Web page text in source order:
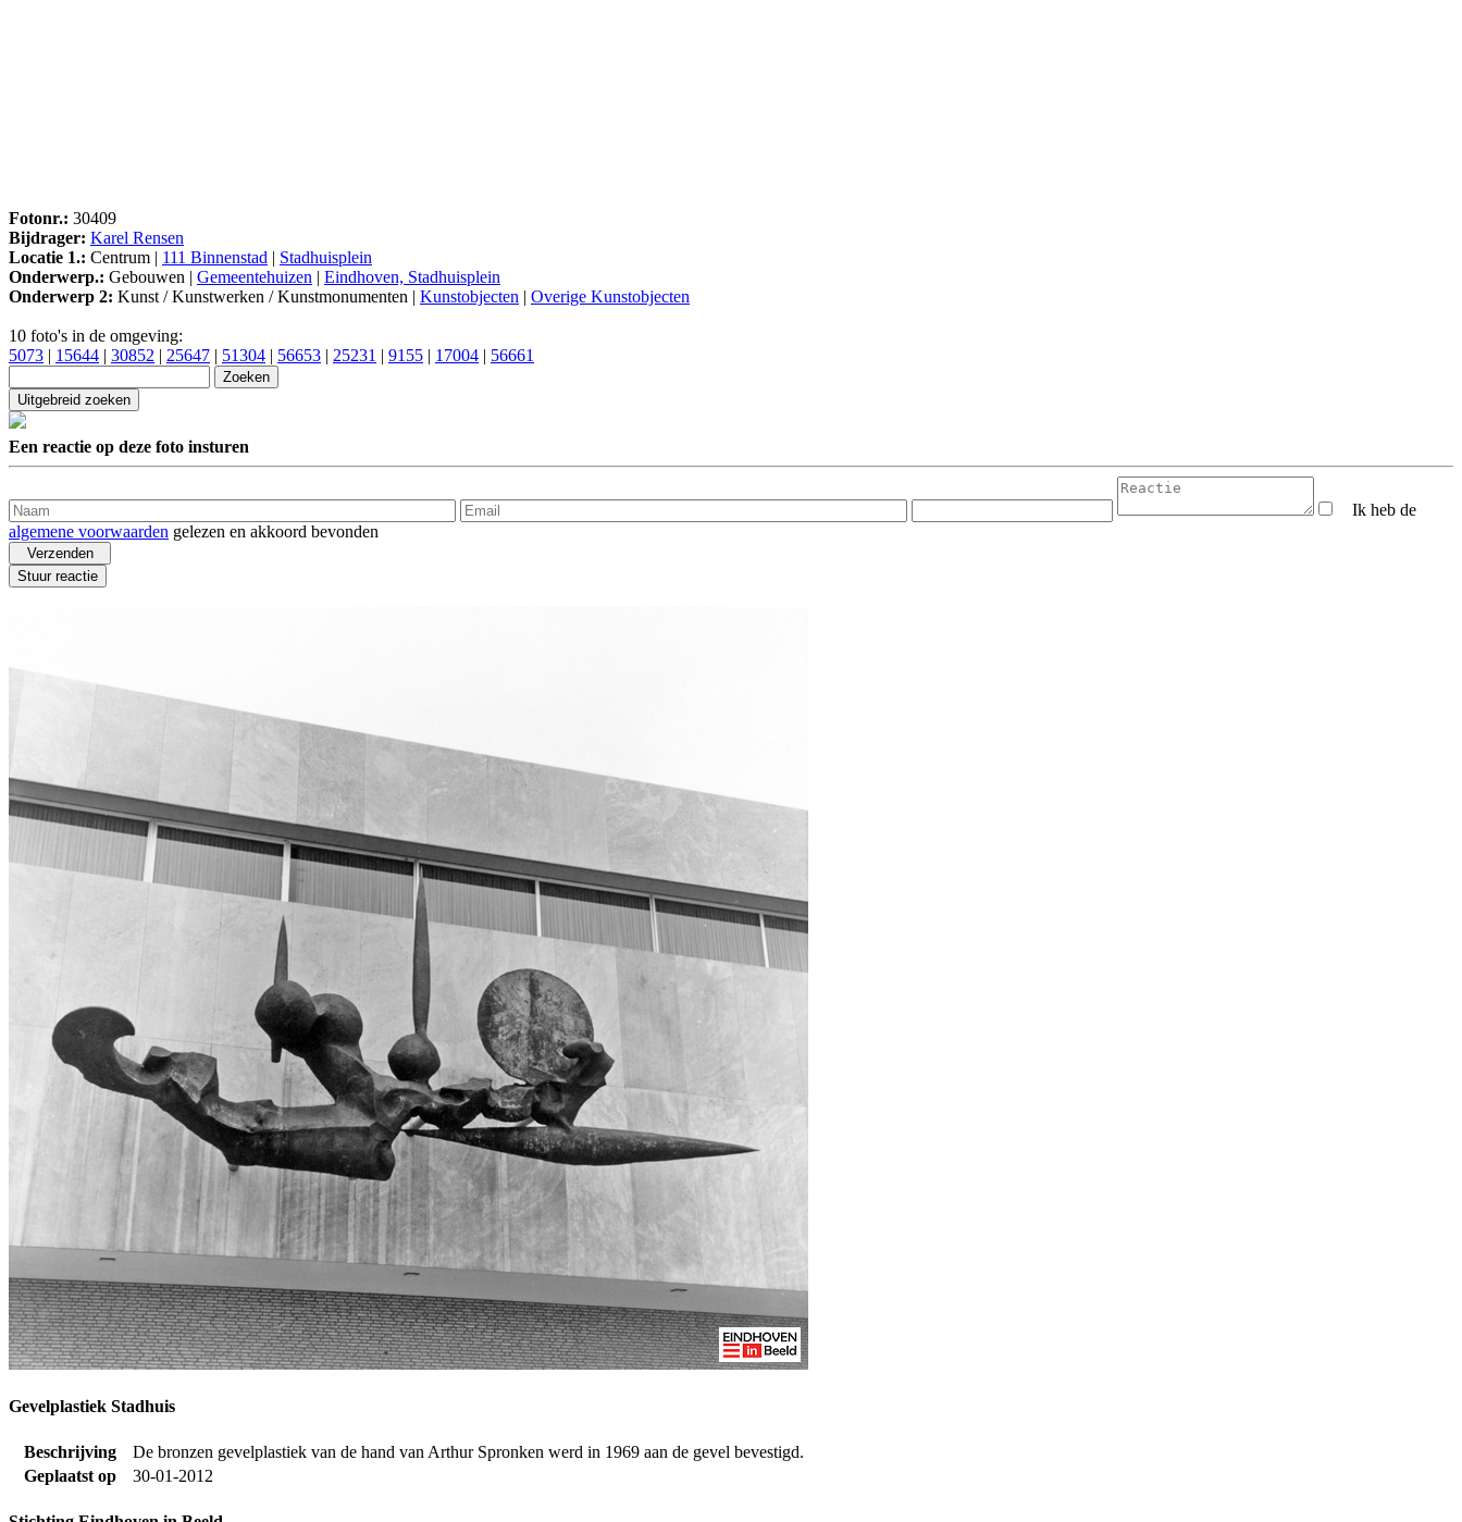
Fotonr.: 30409
Bijdrager: Karel Rensen
Locatie 1.: Centrum | 111 Binnenstad
Stadhuisplein
Onderwerp.: Gebouwen | Gemeentehuizen
Eindhoven, Stadhuisplein
Onderwerp 2: Kunst / Kunstwerken / Kunstmonumenten | Kunstobjecten Overige Kunstobjecten
10 foto's in de omgeving:
5073
15644 30852 25647 51304 56653 25231 9155 17004 56661
Een reactie op deze foto insturen
Ik heb de
algemene voorwaarden gelezen en akkoord bevonden
Gevelplastiek Stadhuis
Beschrijving
De bronzen gevelplastiek van de hand van Arthur Spronken werd in 1969 aan de gevel bevestigd.
Geplaatst op
30-01-2012